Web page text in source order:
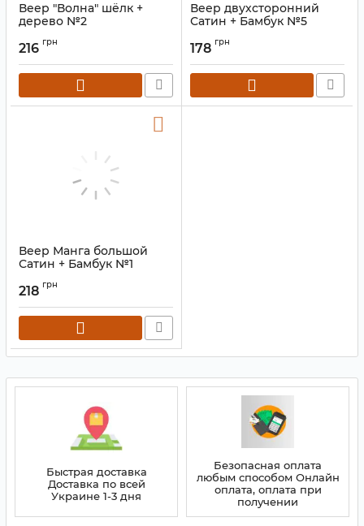
Веер "Волна" шёлк +
дерево №2
216 грн
Веер двухсторонний
Сатин + Бамбук №5
178 грн
Веер Манга большой
Сатин + Бамбук №1
218 грн
Быстрая доставка
Доставка по всей
Украине 1-3 дня
Безопасная оплата
любым способом Онлайн
оплата, оплата при
получении